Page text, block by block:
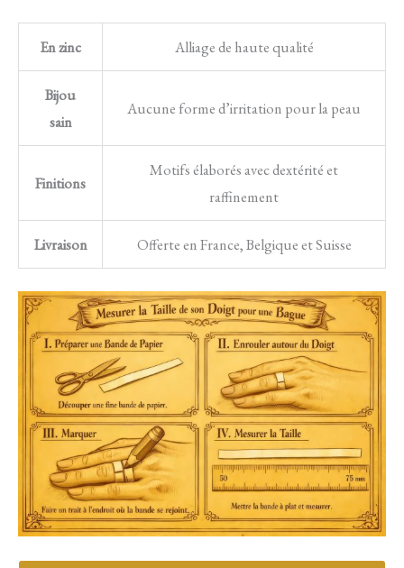
En zinc Alliage de haute qualité
Bijou
sain
Aucune forme d’irritation pour la peau
Finitions
Motifs élaborés avec dextérité et
raffinement
Livraison Offerte en France, Belgique et Suisse